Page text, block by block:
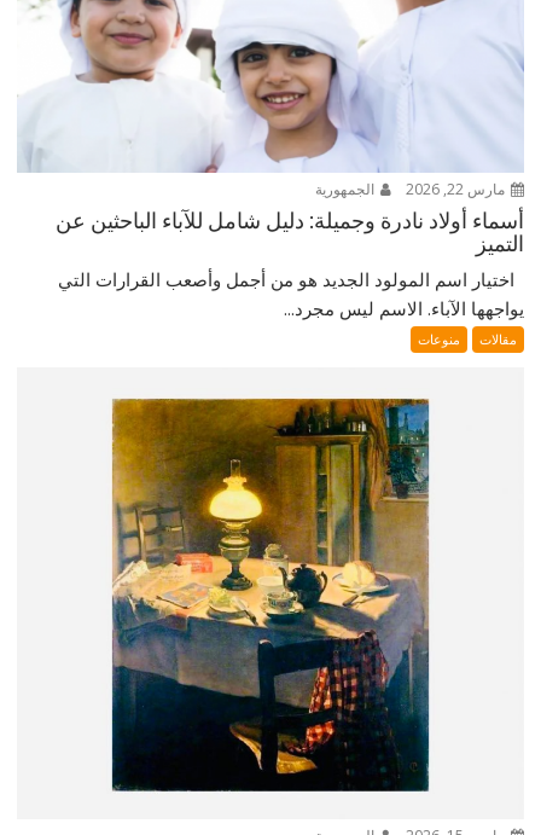
مارس 22, 2026 الجمهورية
أسماء أولاد نادرة وجميلة: دليل شامل للآباء الباحثين عن
التميز
اختيار اسم المولود الجديد هو من أجمل وأصعب القرارات التي
يواجهها الآباء. الاسم ليس مجرد...
مقالات منوعات